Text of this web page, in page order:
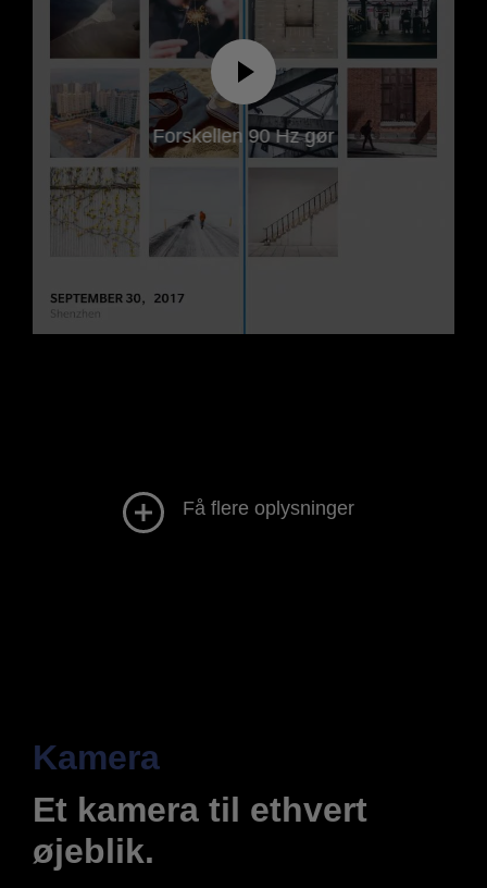
Forskellen 90 Hz gør
Få flere oplysninger
Kamera
Et kamera til ethvert
øjeblik.